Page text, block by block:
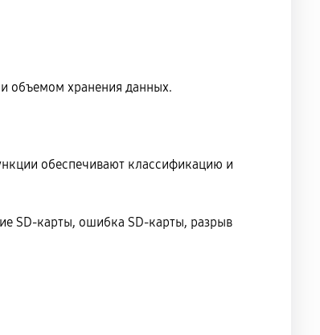
объемом хранения данных.
обеспечивают классификацию и
SD-карты, ошибка SD-карты, разрыв